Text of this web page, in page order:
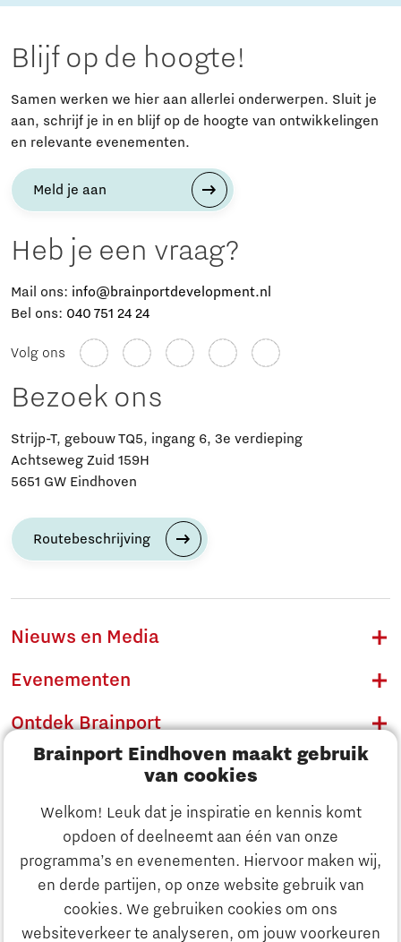
Brainport Eindhoven maakt gebruik
van cookies
Welkom! Leuk dat je inspiratie en kennis komt
opdoen of deelneemt aan één van onze
programma’s en evenementen. Hiervoor maken wij,
en derde partijen, op onze website gebruik van
cookies. We gebruiken cookies om ons
websiteverkeer te analyseren, om jouw voorkeuren
Ontdek Brainport
Innovatie
Blijf op de hoogte!
Samen werken we hier aan allerlei onderwerpen. Sluit je
aan, schrijf je in en blijf op de hoogte van ontwikkelingen
en relevante evenementen.
Meld je aan
Heb je een vraag?
Mail ons: info@brainportdevelopment.nl
Bel ons: 040 751 24 24
Volg ons
Bezoek ons
Strijp-T, gebouw TQ5, ingang 6, 3e verdieping
Achtseweg Zuid 159H
5651 GW Eindhoven
Routebeschrijving
Nieuws en Media
Evenementen
Ontdek Brainport
Innovatie
Ondernemen
Onderwijs
Maatschappelijk